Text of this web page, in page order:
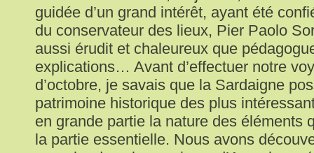
guidée d’un grand intérêt, ayant été
du conservateur des lieux, Pier Paolo
aussi érudit et chaleureux que
explications… Avant d’effectuer notre
d’octobre, je savais que la Sardaigne
patrimoine historique des plus
en grande partie la nature des éléments
la partie essentielle. Nous avons